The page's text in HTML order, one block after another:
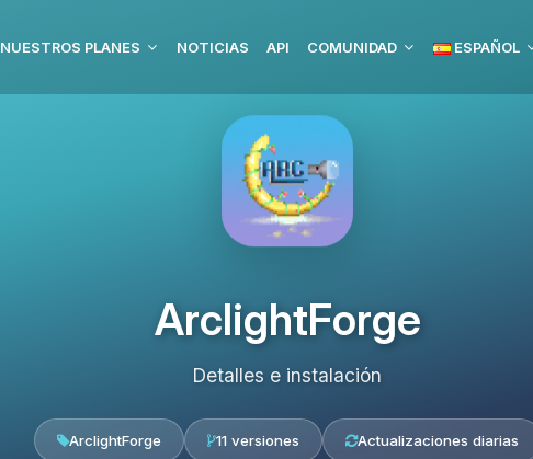
NUESTROS PLANES NOTICIAS API COMUNIDAD ESPAÑOL
ArclightForge
Detalles e instalación
ArclightForge 11 versiones Actualizaciones diarias